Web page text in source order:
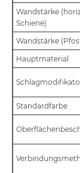
Wandstärke
Schiene)
Wandstärke
Hauptmaterial
Standardfarbe